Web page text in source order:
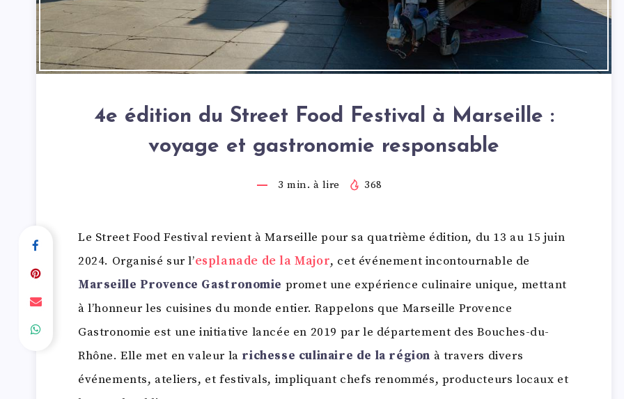
4e édition du Street Food Festival à Marseille :
voyage et gastronomie responsable
3 min. à lire 368
Le Street Food Festival revient à Marseille pour sa quatrième édition, du 13 au 15 juin
2024. Organisé sur l’esplanade de la Major, cet événement incontournable de
Marseille Provence Gastronomie promet une expérience culinaire unique, mettant
à l’honneur les cuisines du monde entier. Rappelons que Marseille Provence
Gastronomie est une initiative lancée en 2019 par le département des Bouches-du-
Rhône. Elle met en valeur la richesse culinaire de la région à travers divers
événements, ateliers, et festivals, impliquant chefs renommés, producteurs locaux et